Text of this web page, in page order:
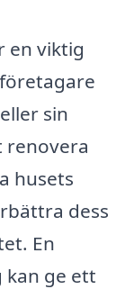
en viktig
sin
renovera
husets
dess
En
kan ge ett